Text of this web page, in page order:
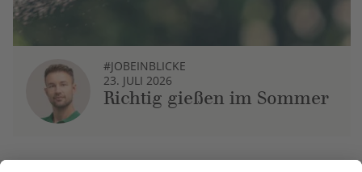
#JOBEINBLICKE
23. JULI 2026
Richtig gießen im Sommer